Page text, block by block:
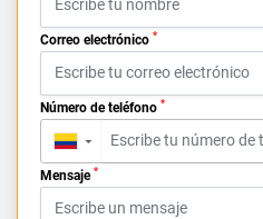
Correo electrónico *
Número de teléfono *
▼
Mensaje *